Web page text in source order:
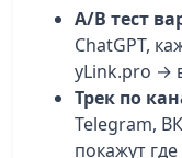
A/B тест
ChatGPT,
yLink.pro →
Трек по
Telegram,
покажут